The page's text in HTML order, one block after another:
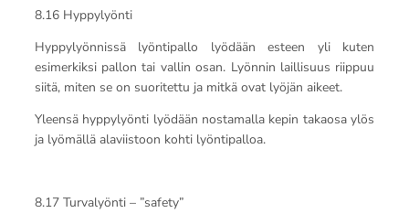
8.16 Hyppylyönti
Hyppylyönnissä lyöntipallo lyödään esteen yli kuten
esimerkiksi pallon tai vallin osan. Lyönnin laillisuus riippuu
siitä, miten se on suoritettu ja mitkä ovat lyöjän aikeet.
Yleensä hyppylyönti lyödään nostamalla kepin takaosa ylös
ja lyömällä alaviistoon kohti lyöntipalloa.
8.17 Turvalyönti – ”safety”